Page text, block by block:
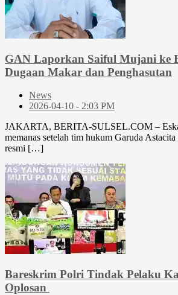
GAN Laporkan Saiful Mujani ke
Dugaan Makar dan Penghasutan
News
2026-04-10 - 2:03 PM
JAKARTA, BERITA-SULSEL.COM –
memanas setelah tim hukum Garuda
resmi […]
Bareskrim Polri Tindak Pelaku
Oplosan